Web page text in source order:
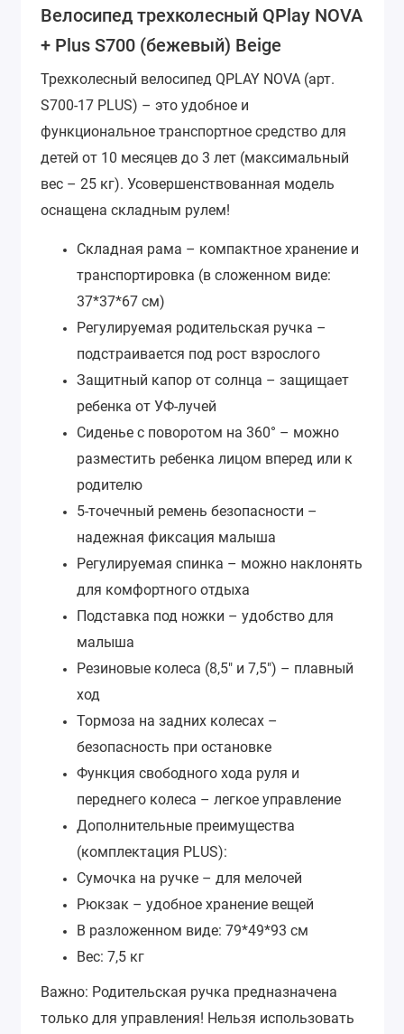
Велосипед трехколесный QPlay NOVA
+ Plus S700 (бежевый) Beige
Трехколесный велосипед QPLAY NOVA (арт.
S700-17 PLUS) – это удобное и
функциональное транспортное средство для
детей от 10 месяцев до 3 лет (максимальный
вес – 25 кг). Усовершенствованная модель
оснащена складным рулем!
Складная рама – компактное хранение и
транспортировка (в сложенном виде:
37*37*67 см)
Регулируемая родительская ручка –
подстраивается под рост взрослого
Защитный капор от солнца – защищает
ребенка от УФ-лучей
Сиденье с поворотом на 360° – можно
разместить ребенка лицом вперед или к
родителю
5-точечный ремень безопасности –
надежная фиксация малыша
Регулируемая спинка – можно наклонять
для комфортного отдыха
Подставка под ножки – удобство для
малыша
Резиновые колеса (8,5" и 7,5") – плавный
ход
Тормоза на задних колесах –
безопасность при остановке
Функция свободного хода руля и
переднего колеса – легкое управление
Дополнительные преимущества
(комплектация PLUS):
Сумочка на ручке – для мелочей
Рюкзак – удобное хранение вещей
В разложенном виде: 79*49*93 см
Вес: 7,5 кг
Важно: Родительская ручка предназначена
только для управления! Нельзя использовать